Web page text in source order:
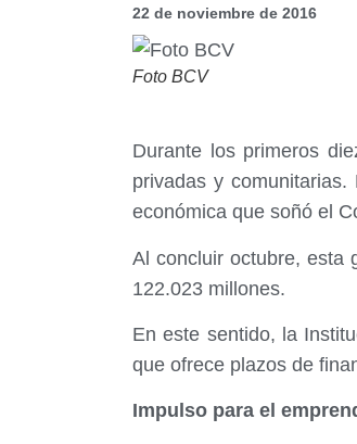
22 de noviembre de 2016
Foto BCV
Durante los primeros
privadas y
económica que soñó el
Al concluir octubre, esta
122.023 millones.
En este sentido, la
que ofrece plazos de
Impulso para el